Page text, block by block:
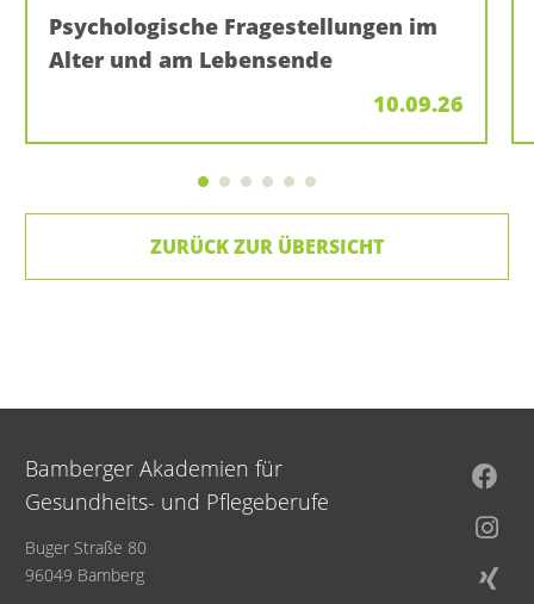
Psychologische Fragestellungen im
Alter und am Lebensende
10.09.26
ZURÜCK ZUR ÜBERSICHT
Bamberger Akademien für
Gesundheits- und Pflegeberufe
Buger Straße 80
96049 Bamberg